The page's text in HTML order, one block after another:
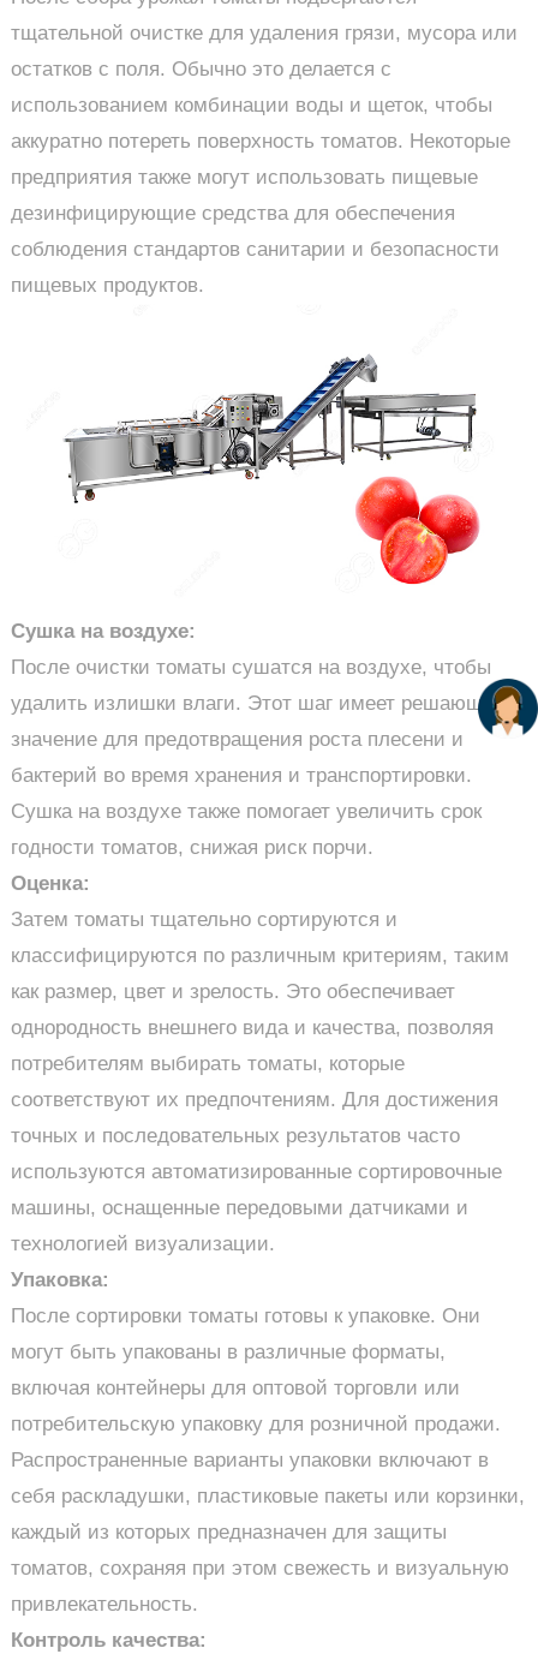
тщательной очистке для удаления грязи, мусора или
остатков с поля. Обычно это делается с
использованием комбинации воды и щеток, чтобы
аккуратно потереть поверхность томатов. Некоторые
предприятия также могут использовать пищевые
дезинфицирующие средства для обеспечения
соблюдения стандартов санитарии и безопасности
пищевых продуктов.
Сушка на воздухе:
После очистки томаты сушатся на воздухе, чтобы
удалить излишки влаги. Этот шаг имеет решающее
значение для предотвращения роста плесени и
бактерий во время хранения и транспортировки.
Сушка на воздухе также помогает увеличить срок
годности томатов, снижая риск порчи.
Оценка:
Затем томаты тщательно сортируются и
классифицируются по различным критериям, таким
как размер, цвет и зрелость. Это обеспечивает
однородность внешнего вида и качества, позволяя
потребителям выбирать томаты, которые
соответствуют их предпочтениям. Для достижения
точных и последовательных результатов часто
используются автоматизированные сортировочные
машины, оснащенные передовыми датчиками и
технологией визуализации.
Упаковка:
После сортировки томаты готовы к упаковке. Они
могут быть упакованы в различные форматы,
включая контейнеры для оптовой торговли или
потребительскую упаковку для розничной продажи.
Распространенные варианты упаковки включают в
себя раскладушки, пластиковые пакеты или корзинки,
каждый из которых предназначен для защиты
томатов, сохраняя при этом свежесть и визуальную
привлекательность.
Контроль качества: